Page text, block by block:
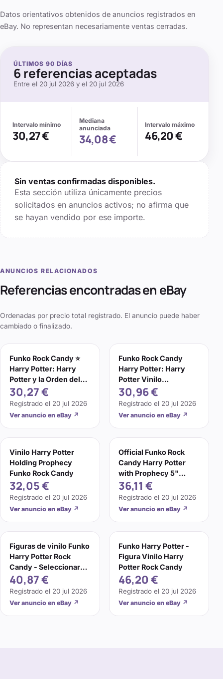
Datos orientativos obtenidos de anuncios registrados en
eBay. No representan necesariamente ventas cerradas.
ÚLTIMOS 90 DÍAS
6 referencias aceptadas
Entre el 20 jul 2026 y el 20 jul 2026
Intervalo mínimo
30,27 €
Mediana
anunciada
34,08 €
Intervalo máximo
46,20 €
Sin ventas confirmadas disponibles.
Esta sección utiliza únicamente precios
solicitados en anuncios activos; no afirma que
se hayan vendido por ese importe.
ANUNCIOS RELACIONADOS
Referencias encontradas en eBay
Ordenadas por precio total registrado. El anuncio puede haber
cambiado o finalizado.
Funko Rock Candy ⭐️
Harry Potter: Harry
Potter y la Orden del
Fénix
30,27 €
Registrado el 20 jul 2026
Ver anuncio en eBay ↗
Funko Rock Candy
Harry Potter: Harry
Potter Vinilo
Coleccionable Mago
Warner Bros
30,96 €
Registrado el 20 jul 2026
Ver anuncio en eBay ↗
Vinilo Harry Potter
Holding Prophecy
Funko Rock Candy
32,05 €
Registrado el 20 jul 2026
Ver anuncio en eBay ↗
Official Funko Rock
Candy Harry Potter
with Prophecy 5"
Designer Vinyl Figure
36,11 €
Registrado el 20 jul 2026
Ver anuncio en eBay ↗
Figuras de vinilo Funko
Harry Potter Rock
Candy - Seleccionar
figura(s)
40,87 €
Registrado el 20 jul 2026
Ver anuncio en eBay ↗
Funko Harry Potter -
Figura Vinilo Harry
Potter Rock Candy
46,20 €
Registrado el 20 jul 2026
Ver anuncio en eBay ↗